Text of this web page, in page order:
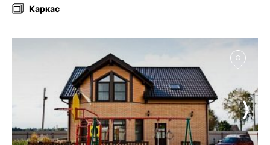
Каркас